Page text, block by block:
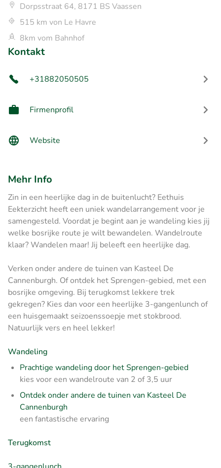
Dorpsstraat 64, 8171 BS Vaassen
515 km von Le Havre
8km vom Bahnhof
Kontakt
+31882050505
Firmenprofil
Website
Mehr Info
Zin in een heerlijke dag in de buitenlucht? Eethuis
Eekterzicht heeft een uniek wandelarrangement voor je
samengesteld. Voordat je begint aan je wandeling kies jij
welke bosrijke route je wilt bewandelen. Wandelroute
klaar? Wandelen maar! Jij beleeft een heerlijke dag.
Verken onder andere de tuinen van Kasteel De
Cannenburgh. Of ontdek het Sprengen-gebied, met een
bosrijke omgeving. Bij terugkomst lekkere trek
gekregen? Kies dan voor een heerlijke 3-gangenlunch of
een huisgemaakt seizoenssoepje met stokbrood.
Natuurlijk vers en heel lekker!
Wandeling
Prachtige wandeling door het Sprengen-gebied
kies voor een wandelroute van 2 of 3,5 uur
Ontdek onder andere de tuinen van Kasteel De
Cannenburgh
een fantastische ervaring
Terugkomst